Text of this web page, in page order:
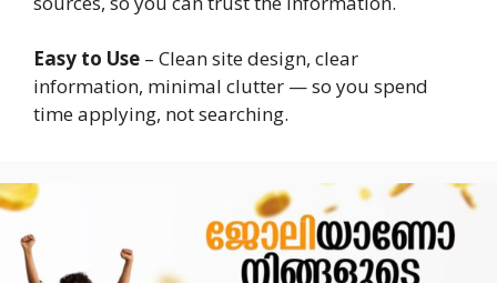
Easy to Use – Clean site design, clear
information, minimal clutter — so you spend
time applying, not searching.